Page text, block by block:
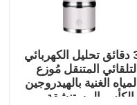
3 دقائق تحليل الكهربائي
التلقائي المتنقل مُوزع
المياه الغنية بالهيدروجين
والكأس المستنشقة